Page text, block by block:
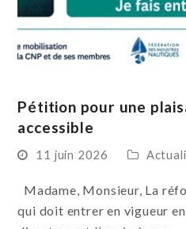
Pétition pour une
accessible
11 juin 2026
Madame, Monsieur, La
qui doit entrer en vigueur